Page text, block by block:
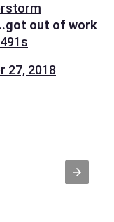
out of work
27, 2018